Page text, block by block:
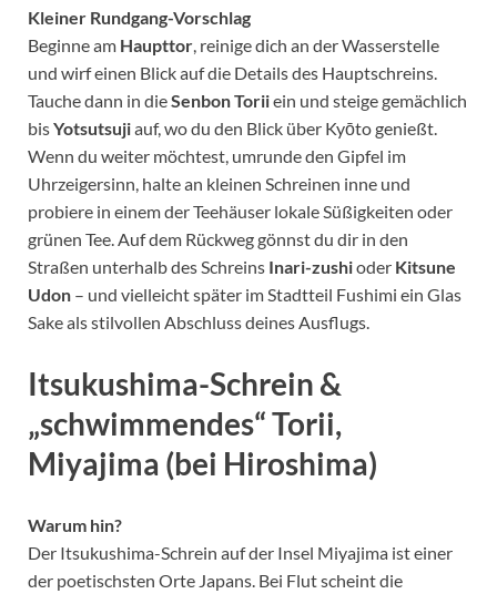
Kleiner Rundgang-Vorschlag
Beginne am Haupttor, reinige dich an der Wasserstelle
und wirf einen Blick auf die Details des Hauptschreins.
Tauche dann in dieSenbon Toriiein und steige gemächlich
bisYotsutsujiauf, wo du den Blick über Kyōto genießt.
Wenn du weiter möchtest, umrunde den Gipfel im
Uhrzeigersinn, halte an kleinen Schreinen inne und
probiere in einem der Teehäuser lokale Süßigkeiten oder
grünen Tee. Auf dem Rückweg gönnst du dir in den
Straßen unterhalb des Schreins Inari-zushioder Kitsune
Udon – und vielleicht später im Stadtteil Fushimi ein Glas
Sake als stilvollen Abschluss deines Ausflugs.
Itsukushima-Schrein &
„schwimmendes“ Torii,
Miyajima (bei Hiroshima)
Warum hin?
Der Itsukushima-Schrein auf der Insel Miyajima ist einer
der poetischsten Orte Japans. Bei Flut scheint die